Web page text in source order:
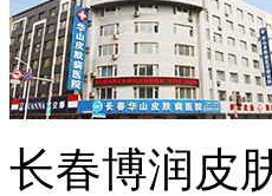
长春博润皮